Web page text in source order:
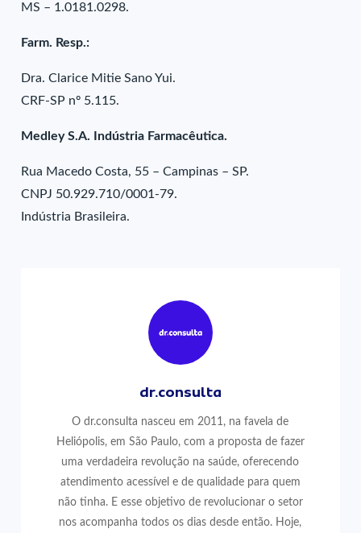
MS – 1.0181.0298.
Farm. Resp.:
Dra. Clarice Mitie Sano Yui.
CRF-SP nº 5.115.
Medley S.A. Indústria Farmacêutica.
Rua Macedo Costa, 55 – Campinas – SP.
CNPJ 50.929.710/0001-79.
Indústria Brasileira.
dr.consulta
O dr.consulta nasceu em 2011, na favela de
Heliópolis, em São Paulo, com a proposta de fazer
uma verdadeira revolução na saúde, oferecendo
atendimento acessível e de qualidade para quem
não tinha. E esse objetivo de revolucionar o setor
nos acompanha todos os dias desde então. Hoje,